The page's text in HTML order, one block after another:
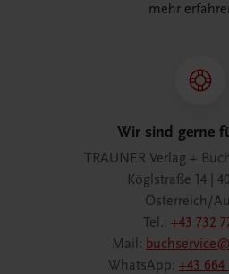
mehr
Wir sind gerne
TRAUNER Verlag +
Köglstraße 14 |
Österreich/
Tel.: +43 732
Mail:
WhatsApp: +43 664